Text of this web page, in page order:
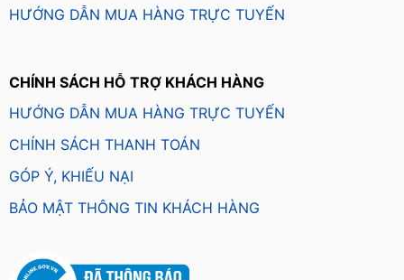
HƯỚNG DẪN MUA HÀNG TRỰC TUYẾN
CHÍNH SÁCH HỖ TRỢ KHÁCH HÀNG
HƯỚNG DẪN MUA HÀNG TRỰC TUYẾN
CHÍNH SÁCH THANH TOÁN
GÓP Ý, KHIẾU NẠI
BẢO MẬT THÔNG TIN KHÁCH HÀNG